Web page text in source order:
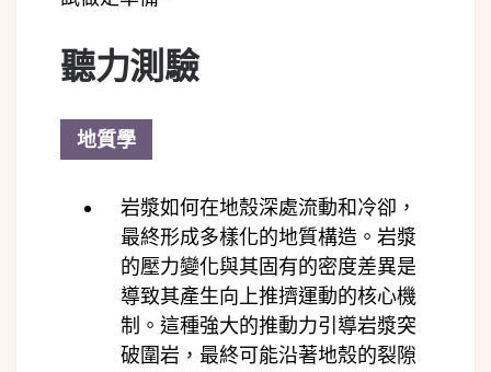
聽力測驗
地質學
岩漿如何在地殼深處流動和冷卻，
最終形成多樣化的地質構造。岩漿
的壓力變化與其固有的密度差異是
導致其產生向上推擠運動的核心機
制。這種強大的推動力引導岩漿突
破圍岩，最終可能沿著地殼的裂隙